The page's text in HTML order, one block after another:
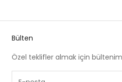
Bülten
Özel teklifler almak için